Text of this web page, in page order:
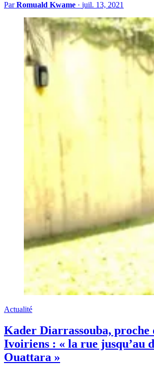
ParRomuald Kwame · juil. 13, 2021
Actualité
Kader Diarrassouba, proche
Ivoiriens : « la rue jusqu’au
Ouattara »